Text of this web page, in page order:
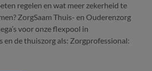
regelen en wat meer zekerheid te
ZorgSaam Thuis- en Ouderenzorg
voor onze flexpool in
en de thuiszorg als: Zorgprofessional: